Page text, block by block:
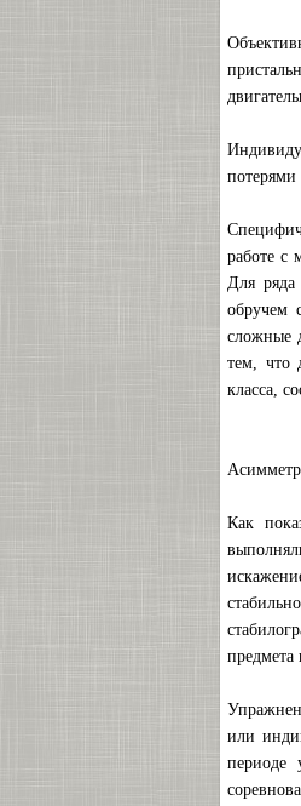
потерями
работе с
Для
обручем
сложные
тем, что
класса,
Как
предмета
или
периоде